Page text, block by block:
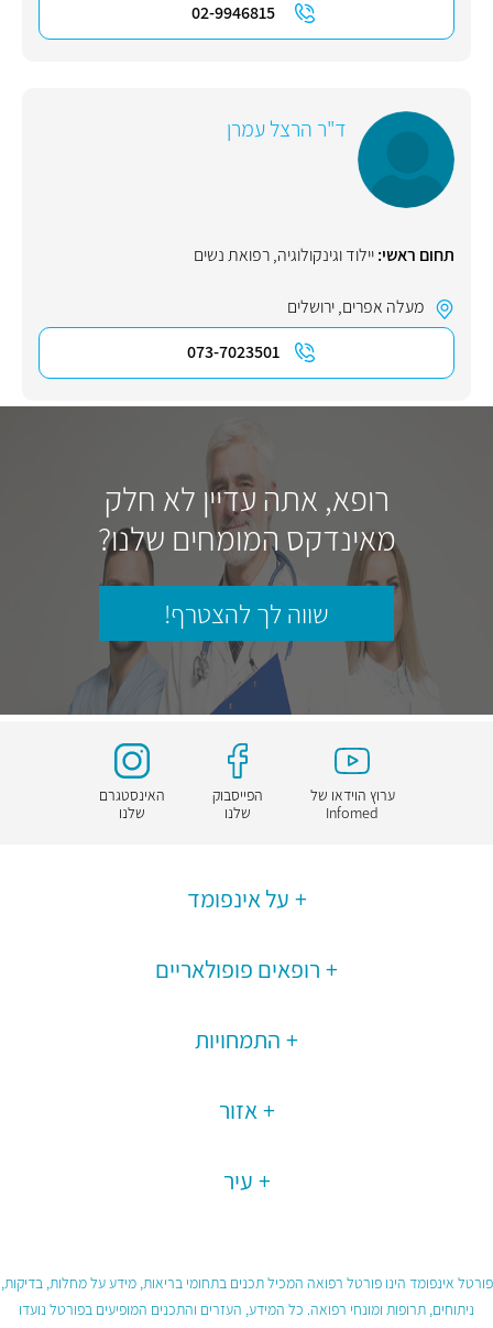
02-9946815
ד"ר הרצל עמרן
תחום ראשי:יילוד וגינקולוגיה, רפואת נשים
מעלה אפרים,ירושלים
073-7023501
רופא, אתה עדיין לא חלק
מאינדקס המומחים שלנו?
שווה לך להצטרף!
ערוץ הוידאו של
Infomed
הפייסבוק
שלנו
האינסטגרם
שלנו
על אינפומד
רופאים פופולאריים
התמחויות
אזור
עיר
פורטל אינפומד הינו פורטל רפואה המכיל תכנים בתחומי בריאות, מידע על מחלות, בדיקות,
ניתוחים, תרופות ומונחי רפואה. כל המידע, העזרים והתכנים המופיעים בפורטל נועדו